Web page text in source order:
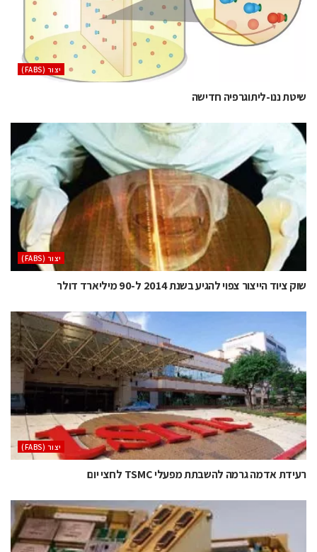
‫יצור (‪(FABS‬‬
שיטת ננו-ליתוגרפיה חדישה
‫יצור (‪(FABS‬‬
שוק ציוד הייצור צפוי להגיע בשנת 2014 ל-90 מיליארד דולר
‫יצור (‪(FABS‬‬
רעידת אדמה גרמה להשבתת מפעלי TSMC לחצי יום